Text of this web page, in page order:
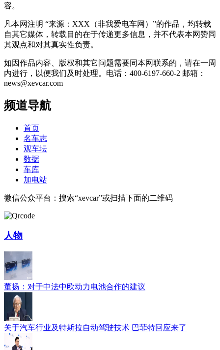
容。
凡本网注明 “来源：XXX（非我爱电车网）”的作品，均转载
自其它媒体，转载目的在于传递更多信息，并不代表本网赞同
其观点和对其真实性负责。
如因作品内容、版权和其它问题需要同本网联系的，请在一周
内进行，以便我们及时处理。电话：400-6197-660-2 邮箱：
news@xevcar.com
频道导航
首页
名车志
观车坛
数据
车库
加电站
微信公众平台：搜索“xevcar”或扫描下面的二维码
人物
董扬：对于中法中欧动力电池合作的建议
关于汽车行业及特斯拉自动驾驶技术 巴菲特回应来了